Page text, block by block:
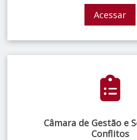
Acessar
Câmara de Gestão e
Conflitos